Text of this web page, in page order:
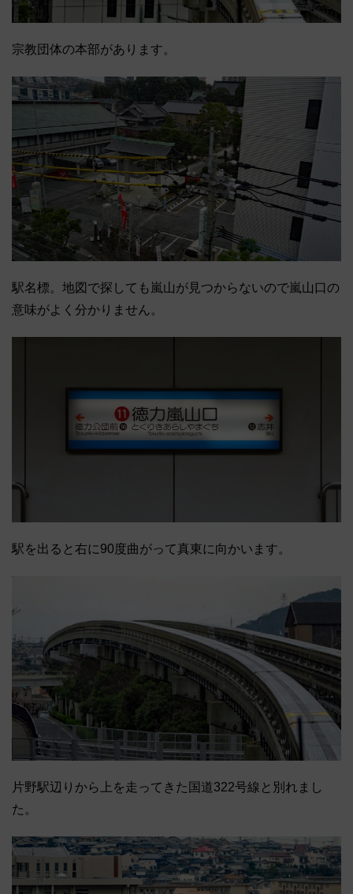
宗教団体の本部があります。
駅名標。地図で探しても嵐山が見つからないので嵐山口の
意味がよく分かりません。
駅を出ると右に90度曲がって真東に向かいます。
片野駅辺りから上を走ってきた国道322号線と別れまし
た。